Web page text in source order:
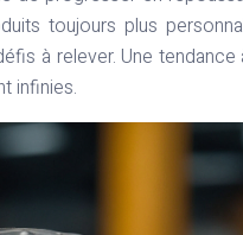
toujours plus
à relever. Une tendance
infinies.